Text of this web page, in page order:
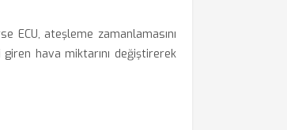
ECU, ateşleme zamanlamasını
hava miktarını değiştirerek